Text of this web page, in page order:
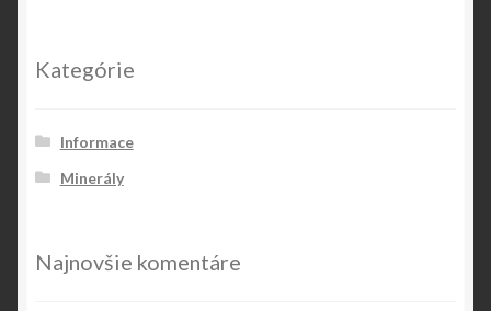
Kategórie
Informace
Minerály
Najnovšie komentáre